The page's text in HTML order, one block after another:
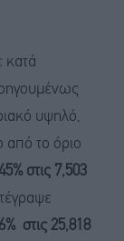
κατά
υψηλό,
από το όριο
στις 7,503
στις 25,818